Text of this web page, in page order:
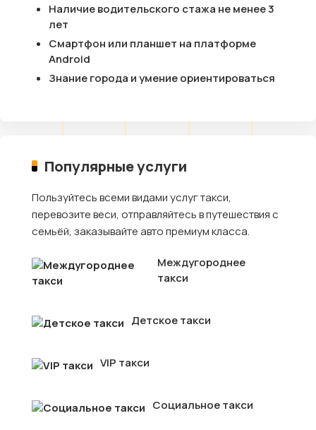
Наличие водительского стажа не менее 3
лет
Смартфон или планшет на платформе
Android
Знание города и умение ориентироваться
Популярные услуги
Пользуйтесь всеми видами услуг такси,
перевозите веси, отправляйтесь в путешествия с
семьёй, заказывайте авто премиум класса.
Междугороднее
такси
Детское такси
VIP такси
Социальное такси